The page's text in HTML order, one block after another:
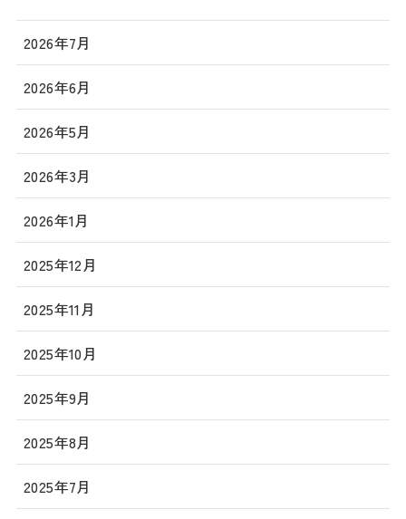
2026年7月
2026年6月
2026年5月
2026年3月
2026年1月
2025年12月
2025年11月
2025年10月
2025年9月
2025年8月
2025年7月